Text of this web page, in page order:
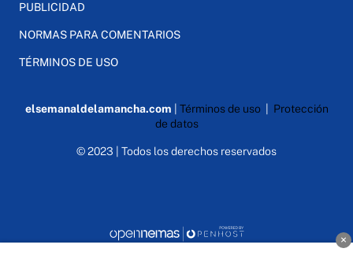
PUBLICIDAD
NORMAS PARA COMENTARIOS
TÉRMINOS DE USO
elsemanaldelamancha.com Términos de uso| Protección
de datos
© 2023 | Todos los derechos reservados
×